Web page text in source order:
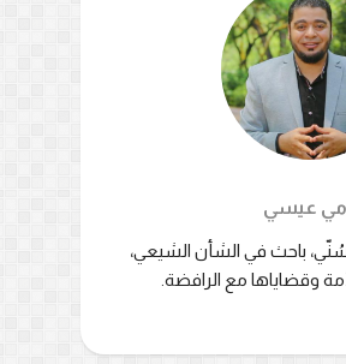
عيسي
باحث في الشأن الشيعي،
وقضاياها مع الرافضة.